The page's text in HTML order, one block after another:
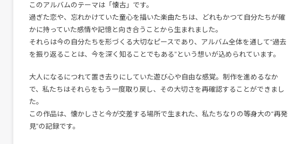
このアルバムのテーマは「懐古」です。
過ぎた恋や、忘れかけていた童心を描いた楽曲たちは、どれもかつて自分たちが確
かに持っていた感情や記憶と向き合うことから生まれました。
それらは今の自分たちを形づくる大切なピースであり、アルバム全体を通して“過去
を振り返ることは、今を深く知ることでもある”という想いが込められています。
大人になるにつれて置き去りにしていた遊び心や自由な感覚。制作を進めるなか
で、私たちはそれらをもう一度取り戻し、その大切さを再確認することができまし
た。
この作品は、懐かしさと今が交差する場所で生まれた、私たちなりの等身大の“再発
見”の記録です。